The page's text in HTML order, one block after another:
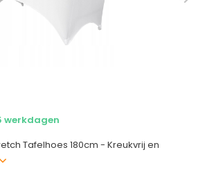
werkdagen
Tafelhoes 180cm - Kreukvrij en